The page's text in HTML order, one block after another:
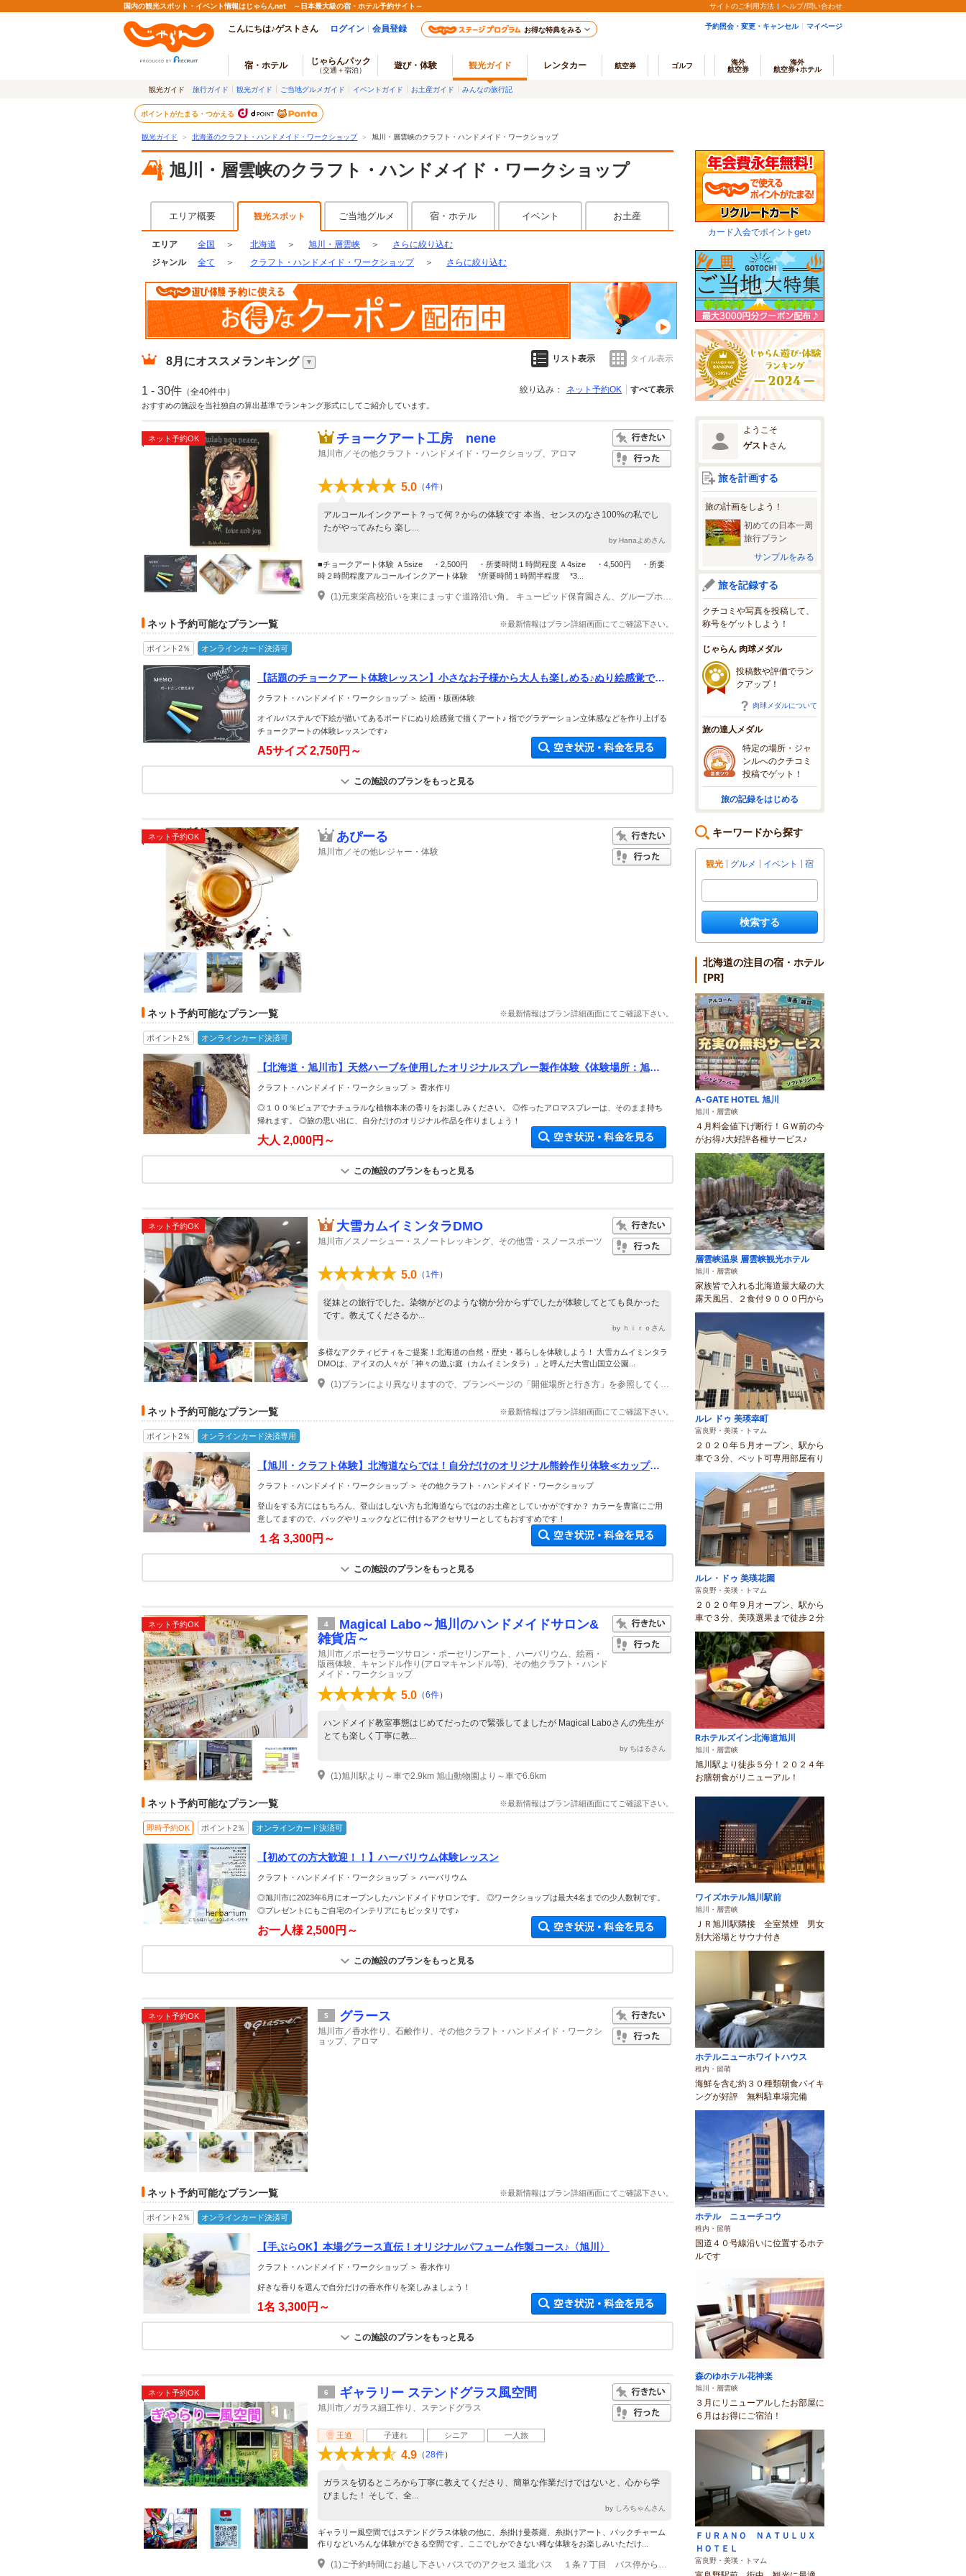
国内の観光スポット・イベント情報はじゃらんnet ～日本最大級の宿・ホテル予約サイト～ サイトのご利用方法 ヘルプ/問い合わせ
こんにちは♪ゲストさん ログイン 会員登録 お得な特典をみる 予約照会・変更・キャンセル マイページ
宿・ホテル じゃらんパック
（交通＋宿泊） 遊び・体験 観光ガイド レンタカー 航空券 ゴルフ
海外
航空券
海外
航空券+ホテル
観光ガイド 旅行ガイド 観光ガイド ご当地グルメガイド イベントガイド お土産ガイド みんなの旅行記
ポイントがたまる・つかえる
観光ガイド ＞ 北海道のクラフト・ハンドメイド・ワークショップ ＞ 旭川・層雲峡のクラフト・ハンドメイド・ワークショップ
旭川・層雲峡のクラフト・ハンドメイド・ワークショップ
エリア概要 観光スポット ご当地グルメ 宿・ホテル イベント お土産
エリア 全国 ＞ 北海道 ＞ 旭川・層雲峡 ＞
さらに絞り込む
ジャンル
全て ＞ クラフト・ハンドメイド・ワークショップ ＞ さらに絞り込む
8月 にオススメランキング リスト表示 タイル表示
1 - 30件 （全40件中） 絞り込み： ネット予約OK すべて表示
おすすめの施設を当社独自の算出基準でランキング形式にしてご紹介しています。
ネット予約OK チョークアート工房 nene
旭川市／その他クラフト・ハンドメイド・ワークショップ、アロマ
5.0 （4件）
アルコールインクアート？って何？からの体験です 本当、センスのなさ100%の私でし
たがやってみたら 楽し...
by Hanaよめさん
■チョークアート体験 Ａ5size ・2,500円 ・所要時間１時間程度 Ａ4size ・4,500円 ・所要
時２時間程度アルコールインクアート体験 *所要時間１時間半程度 *3...
(1)元東栄高校沿いを東にまっすぐ道路沿い角。 キューピッド保育園さん、グループホーム太陽さんのすぐ近くです。
ネット予約可能なプラン一覧 ※最新情報はプラン詳細画面にてご確認下さい。
ポイント2％ オンラインカード決済可
【話題のチョークアート体験レッスン】小さなお子様から大人も楽しめる♪ぬり絵感覚で楽
クラフト・ハンドメイド・ワークショップ ＞ 絵画・版画体験
オイルパステルで下絵が描いてあるボードにぬり絵感覚で描くアート♪ 指でグラデーション立体感などを作り上げる
チョークアートの体験レッスンです♪
A5サイズ2,750円～
空き状況・料金を見る
この施設のプランをもっと見る
ネット予約OK あぴーる
旭川市／その他レジャー・体験
ネット予約可能なプラン一覧 ※最新情報はプラン詳細画面にてご確認下さい。
ポイント2％ オンラインカード決済可
【北海道・旭川市】天然ハーブを使用したオリジナルスプレー製作体験《体験場所：旭川
クラフト・ハンドメイド・ワークショップ ＞ 香水作り
◎１００％ピュアでナチュラルな植物本来の香りをお楽しみください。 ◎作ったアロマスプレーは、そのまま持ち
帰れます。 ◎旅の思い出に、自分だけのオリジナル作品を作りましょう！
大人 2,000円～
空き状況・料金を見る
この施設のプランをもっと見る
ネット予約OK 大雪カムイミンタラDMO
旭川市／スノーシュー・スノートレッキング、その他雪・スノースポーツ
5.0 （ 1件）
従妹との旅行でした。染物がどのような物か分からずでしたが体験してとても良かった
です。教えてくださるか...
by ｈｉｒｏさん
多様なアクティビティをご提案！北海道の自然・歴史・暮らしを体験しよう！ 大雪カムイミンタラ
DMOは、アイヌの人々が「神々の遊ぶ庭（カムイミンタラ）」と呼んだ大雪山国立公園...
(1)プランにより異なりますので、プランページの「開催場所と行き方」を参照してください。
ネット予約可能なプラン一覧 ※最新情報はプラン詳細画面にてご確認下さい。
ポイント2％ オンラインカード決済専用
【旭川・クラフト体験】北海道ならでは！自分だけのオリジナル熊鈴作り体験≪カップ
クラフト・ハンドメイド・ワークショップ ＞ その他クラフト・ハンドメイド・ワークショップ
登山をする方にはもちろん、登山はしない方も北海道ならではのお土産としていかがですか？ カラーを豊富にご用
意してますので、バッグやリュックなどに付けるアクセサリーとしてもおすすめです！
１名 3,300円～
空き状況・料金を見る
この施設のプランをもっと見る
ネット予約OK 4
Magical Labo～旭川のハンドメイドサロン&
雑貨店～
旭川市／ポーセラーツサロン・ポーセリンアート、ハーバリウム、絵画・
版画体験、キャンドル作り(アロマキャンドル等)、その他クラフト・ハンド
メイド・ワークショップ
5.0 （6件）
ハンドメイド教室事態はじめてだったので緊張してましたが Magical Laboさんの先生が
とても楽しく丁寧に教...
by ちはるさん
(1)旭川駅より～車で2.9km 旭山動物園より～車で6.6km
ネット予約可能なプラン一覧 ※最新情報はプラン詳細画面にてご確認下さい。
即時予約OK ポイント2％ オンラインカード決済可
【初めての方大歓迎！！】ハーバリウム体験レッスン
クラフト・ハンドメイド・ワークショップ ＞ ハーバリウム
◎旭川市に2023年6月にオープンしたハンドメイドサロンです。 ◎ワークショップは最大4名までの少人数制です。
◎プレゼントにもご自宅のインテリアにもピッタリです♪
お一人様 2,500円～
空き状況・料金を見る
この施設のプランをもっと見る
ネット予約OK 5 グラース
旭川市／香水作り、石鹸作り、その他クラフト・ハンドメイド・ワークシ
ョップ、アロマ
ネット予約可能なプラン一覧 ※最新情報はプラン詳細画面にてご確認下さい。
ポイント2％ オンラインカード決済可
【手ぶらOK】本場グラース直伝！オリジナルパフューム作製コース♪〈旭川〉
クラフト・ハンドメイド・ワークショップ ＞ 香水作り
好きな香りを選んで自分だけの香水作りを楽しみましょう！
1名 3,300円～
空き状況・料金を見る
この施設のプランをもっと見る
ネット予約OK 6 ギャラリー ステンドグラス風空間
旭川市／ガラス細工作り、ステンドグラス
王道 子連れ シニア 一人旅
4.9 （28件）
ガラスを切るところから丁寧に教えてくださり、簡単な作業だけではないと、心から学
びました！ そして、全...
by しろちゃんさん
ギャラリー風空間ではステンドグラス体験の他に、糸掛け曼荼羅、糸掛けアート、バックチャーム
作りなどいろんな体験ができる空間です。ここでしかできない稀な体験をお楽しみいただけ...
(1)ご予約時間にお越し下さい バスでのアクセス 道北バス １条７丁目 バス停から乗車 （キャビンホテル前にある） ① ６３０/５３ 番 8:40 9:40 10:40 11:40 12:40 発 神居７条６丁目降車 バス進行方向に進むとすぐ左に折れる道路を曲がって直進５分 山の下、公園前の右角にアトリエがある ② 667番 11:10 11:38 12:10 13:10 発 神居２条４丁目下車 ③ ６２番 13:30発 神居２条４丁目下車 13:40着 林クリニック病院横の緑道を山に向かって直進、山の下突き当りを左に 曲がり数歩歩くと公園が見える左角にアトリエがあります。徒歩１２分 旭川駅方面へ戻り アトリエから徒歩５分のバス停から発 10:43 11:40 12:34 13:34 15:42 17:34
カード入会でポイントget♪
ようこそ
ゲスト さん
旅を計画する
旅の計画をしよう！
初めての日本一周
旅行プラン
サンプルをみる
旅を記録する
クチコミや写真を投稿して、
称号をゲットしよう！
じゃらん 肉球メダル
投稿数や評価でラン
クアップ！
肉球メダルについて
旅の達人メダル
特定の場所・ジャ
ンルへのクチコミ
投稿でゲット！
旅の記録をはじめる
キーワードから探す
観光 グルメ イベント 宿
検索する
北海道の注目の宿・ホテル
[PR]
A-GATE HOTEL 旭川
旭川・層雲峡
４月料金値下げ断行！ＧＷ前の今
がお得♪大好評各種サービス♪
層雲峡温泉 層雲峡観光ホテル
旭川・層雲峡
家族皆で入れる北海道最大級の大
露天風呂、２食付９０００円から
ルレ ドゥ 美瑛幸町
富良野・美瑛・トマム
２０２０年５月オープン、駅から
車で３分、ペット可専用部屋有り
ルレ・ドゥ 美瑛花園
富良野・美瑛・トマム
２０２０年９月オープン、駅から
車で３分、美瑛選果まで徒歩２分
Rホテルズイン北海道旭川
旭川・層雲峡
旭川駅より徒歩５分！２０２４年
お膳朝食がリニューアル！
ワイズホテル旭川駅前
旭川・層雲峡
ＪＲ旭川駅隣接 全室禁煙 男女
別大浴場とサウナ付き
ホテルニューホワイトハウス
稚内・留萌
海鮮を含む約３０種類朝食バイキ
ングが好評 無料駐車場完備
ホテル ニューチコウ
稚内・留萌
国道４０号線沿いに位置するホテ
ルです
森のゆホテル花神楽
旭川・層雲峡
３月にリニューアルしたお部屋に
６月はお得にご宿泊！
ＦＵＲＡＮＯ ＮＡＴＵＬＵＸ
ＨＯＴＥＬ
富良野・美瑛・トマム